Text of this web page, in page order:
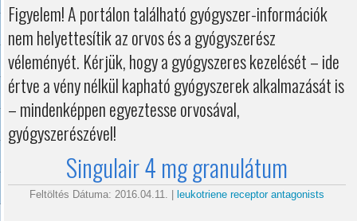
Figyelem! A portálon található gyógyszer-információk
nem helyettesítik az orvos és a gyógyszerész
véleményét. Kérjük, hogy a gyógyszeres kezelését – ide
értve a vény nélkül kapható gyógyszerek alkalmazását is
– mindenképpen egyeztesse orvosával,
gyógyszerészével!
Singulair 4 mg granulátum
Feltöltés Dátuma: 2016.04.11. | leukotriene receptor antagonists